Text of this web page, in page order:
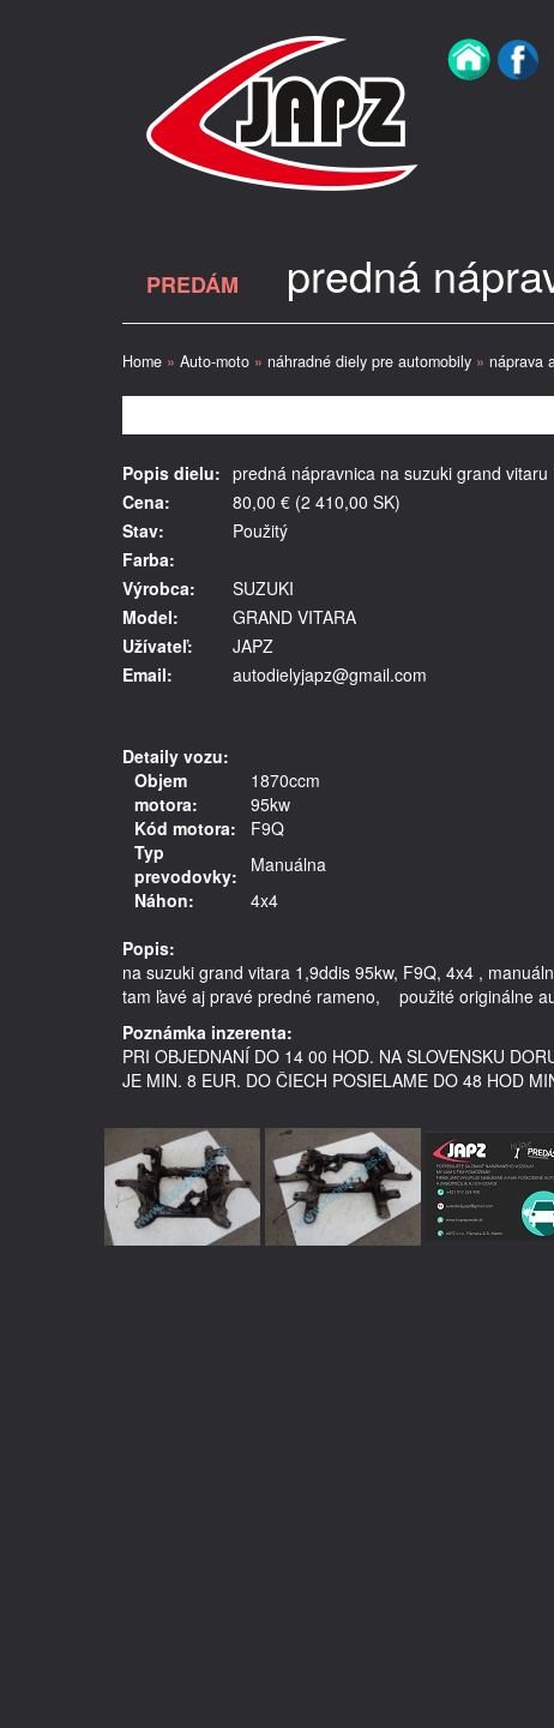
PREDÁM predná
Home » Auto-moto » náhradné diely pre automobily » náprava
Popis dielu: predná nápravnica na suzuki grand vitaru
Cena:
80,00 € (2 410,00 SK)
Stav:
Použitý
Farba:
Výrobca:
SUZUKI
Model:
GRAND VITARA
Užívateľ:
JAPZ
Email:
autodielyjapz@gmail.com
Detaily vozu:
Objem
motora:
1870ccm
95kw
Kód motora:
F9Q
Typ
prevodovky:
Manuálna
Náhon:
4x4
Popis:
na suzuki grand vitara 1,9ddis 95kw, F9Q, 4x4 ,
Poznámka inzerenta:
PRI OBJEDNANÍ DO 14 00 HOD. NA SLOVENSKU
JE MIN. 8 EUR. DO ČIECH POSIELAME DO 48 HOD